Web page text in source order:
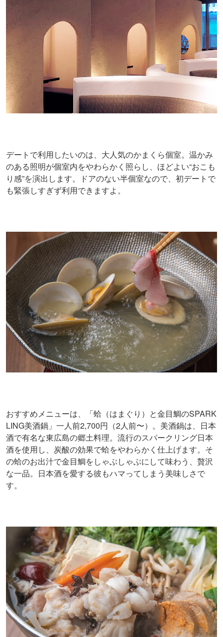
デートで利用したいのは、大人気のかまくら個室。温かみ
のある照明が個室内をやわらかく照らし、ほどよい“おこも
り感”を演出します。ドアのない半個室なので、初デートで
も緊張しすぎず利用できますよ。
おすすめメニューは、「蛤（はまぐり）と金目鯛のSPARK
LING美酒鍋」一人前2,700円（2人前〜）。美酒鍋は、日本
酒で有名な東広島の郷土料理。流行のスパークリング日本
酒を使用し、炭酸の効果で蛤をやわらかく仕上げます。そ
の蛤のお出汁で金目鯛をしゃぶしゃぶにして味わう、贅沢
な一品。日本酒を愛する彼もハマってしまう美味しさで
す。